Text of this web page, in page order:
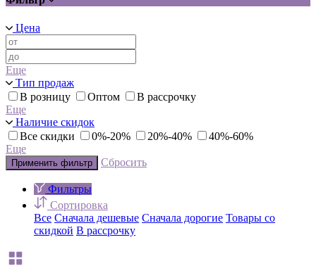
Цена
Еще
Тип продаж
В розницу
Оптом
В рассрочку
Еще
Наличие скидок
Все скидки
0%-20% 20%-40%
40%-60%
Еще
Применить фильтр Сбросить
Фильтры
Сортировка
Все Сначала дешевые Сначала дорогие Товары со
скидкой В рассрочку